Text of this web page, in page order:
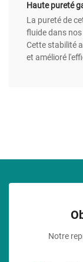
Haute pureté
La pureté de
fluide dans
Cette stabilité
et amélioré
Notre